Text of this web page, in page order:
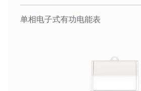
单相电子式有功电能表